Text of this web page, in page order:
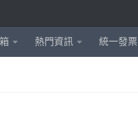
熱門資訊 統一發票